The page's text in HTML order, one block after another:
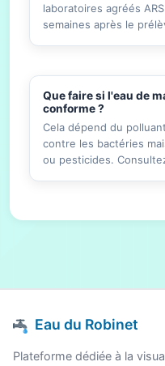
laboratoires agréés
semaines après le
Que faire si l'eau de
conforme ?
Cela dépend du
contre les bactéries
ou pesticides.
Eau du Robinet
Plateforme dédiée à la